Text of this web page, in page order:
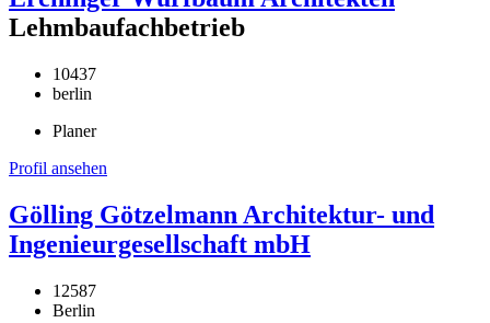
Lehmbaufachbetrieb
10437
berlin
Planer
Profil ansehen
Gölling Götzelmann Architektur- und
Ingenieurgesellschaft mbH
12587
Berlin